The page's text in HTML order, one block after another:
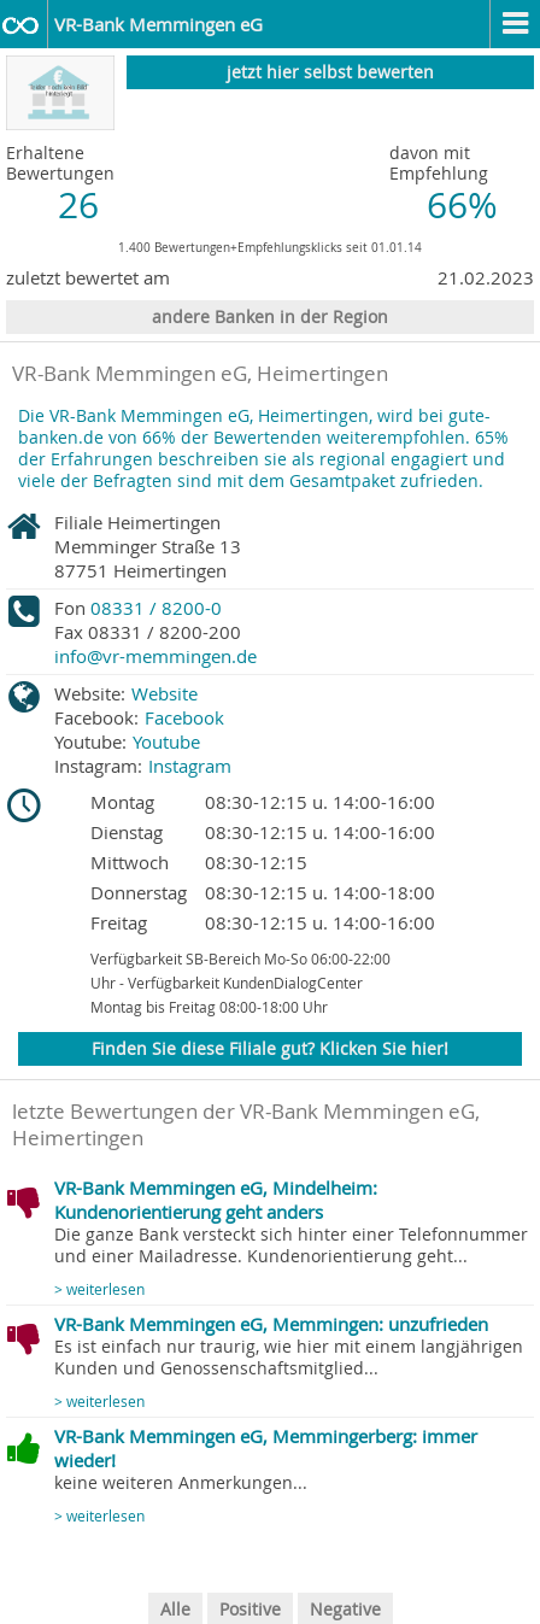
VR-Bank Memmingen eG
jetzt hier selbst bewerten
Erhaltene
Bewertungen
26
davon mit
Empfehlung
66%
1.400 Bewertungen+Empfehlungsklicks seit 01.01.14
zuletzt bewertet am 21.02.2023
andere Banken in der Region
VR-Bank Memmingen eG, Heimertingen
Die VR-Bank Memmingen eG, Heimertingen, wird bei gute-
banken.de von 66% der Bewertenden weiterempfohlen. 65%
der Erfahrungen beschreiben sie als regional engagiert und
viele der Befragten sind mit dem Gesamtpaket zufrieden.
Filiale Heimertingen
Memminger Straße 13
87751 Heimertingen
Fon 08331 / 8200-0
Fax 08331 / 8200-200
info@vr-memmingen.de
Website: Website
Facebook: Facebook
Youtube: Youtube
Instagram: Instagram
Montag
08:30-12:15 u. 14:00-16:00
Dienstag
08:30-12:15 u. 14:00-16:00
Mittwoch
08:30-12:15
Donnerstag
08:30-12:15 u. 14:00-18:00
Freitag
08:30-12:15 u. 14:00-16:00
Verfügbarkeit SB-Bereich Mo-So 06:00-22:00
Uhr - Verfügbarkeit KundenDialogCenter
Montag bis Freitag 08:00-18:00 Uhr
Finden Sie diese Filiale gut? Klicken Sie hier!
letzte Bewertungen der VR-Bank Memmingen eG,
Heimertingen
VR-Bank Memmingen eG, Mindelheim:
Kundenorientierung geht anders
Die ganze Bank versteckt sich hinter einer Telefonnummer
und einer Mailadresse. Kundenorientierung geht...
> weiterlesen
VR-Bank Memmingen eG, Memmingen: unzufrieden
Es ist einfach nur traurig, wie hier mit einem langjährigen
Kunden und Genossenschaftsmitglied...
> weiterlesen
VR-Bank Memmingen eG, Memmingerberg: immer
wieder!
keine weiteren Anmerkungen...
> weiterlesen
Alle Positive Negative